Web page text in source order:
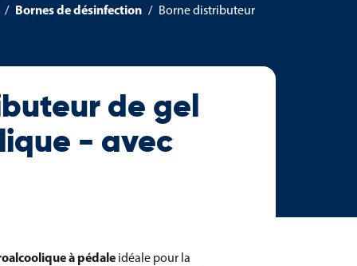
Bornes de désinfection Borne distributeur
de gel
- avec
à pédale idéale pour la